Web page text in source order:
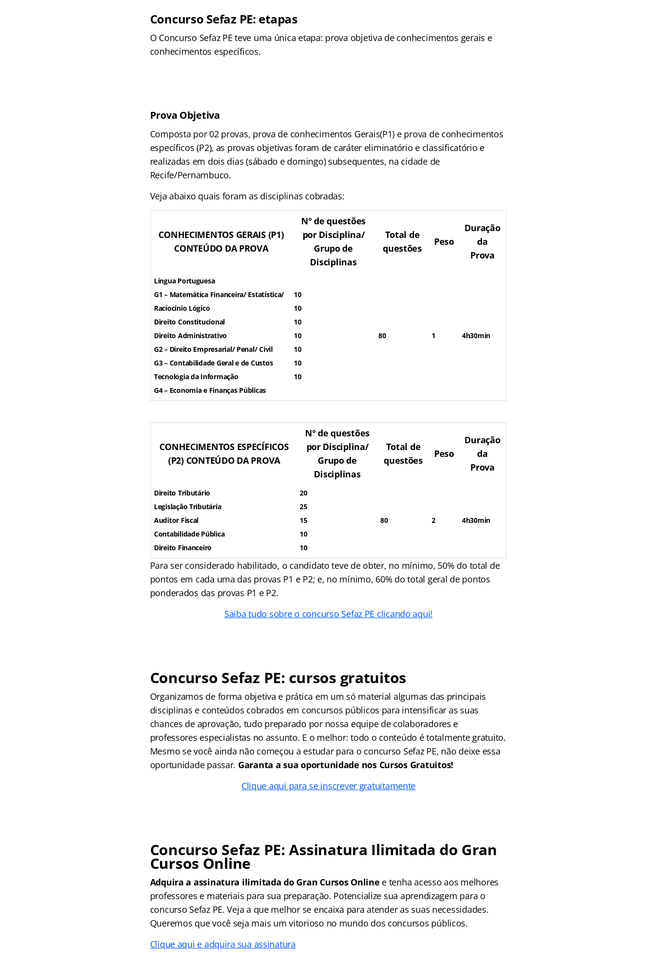
Concurso Sefaz PE: etapas
O Concurso Sefaz PE teve uma única etapa: prova objetiva de conhecimentos gerais e
conhecimentos específicos.
Prova Objetiva
Composta por 02 provas, prova de conhecimentos Gerais(P1) e prova de conhecimentos
específicos (P2), as provas objetivas foram de caráter eliminatório e classificatório e
realizadas em dois dias (sábado e domingo) subsequentes, na cidade de
Recife/Pernambuco.
Veja abaixo quais foram as disciplinas cobradas:
CONHECIMENTOS GERAIS (P1)
CONTEÚDO DA PROVA
Nº de questões
por Disciplina/
Grupo de
Disciplinas
Total de
questões
Peso
Duração
da
Prova
Língua Portuguesa
G1 – Matemática Financeira/ Estatística/
Raciocínio Lógico
Direito Constitucional
Direito Administrativo
G2 – Direito Empresarial/ Penal/ Civil
G3 – Contabilidade Geral e de Custos
Tecnologia da Informação
G4 – Economia e Finanças Públicas
10
10
10
10
10
10
10
80 1 4h30min
CONHECIMENTOS ESPECÍFICOS
(P2) CONTEÚDO DA PROVA
Nº de questões
por Disciplina/
Grupo de
Disciplinas
Total de
questões
Peso
Duração
da
Prova
Direito Tributário
Legislação Tributária
Auditor Fiscal
Contabilidade Pública
Direito Financeiro
20
25
15
10
10
80 2 4h30min
Para ser considerado habilitado, o candidato teve de obter, no mínimo, 50% do total de
pontos em cada uma das provas P1 e P2; e, no mínimo, 60% do total geral de pontos
ponderados das provas P1 e P2.
Saiba tudo sobre o concurso Sefaz PE clicando aqui!
Concurso Sefaz PE: cursos gratuitos
Organizamos de forma objetiva e prática em um só material algumas das principais
disciplinas e conteúdos cobrados em concursos públicos para intensificar as suas
chances de aprovação, tudo preparado por nossa equipe de colaboradores e
professores especialistas no assunto. E o melhor: todo o conteúdo é totalmente gratuito.
Mesmo se você ainda não começou a estudar para o concurso Sefaz PE, não deixe essa
oportunidade passar. Garanta a sua oportunidade nos Cursos Gratuitos!
Clique aqui para se inscrever gratuitamente
Concurso Sefaz PE: Assinatura Ilimitada do Gran
Cursos Online
Adquira a assinatura ilimitada do Gran Cursos Online e tenha acesso aos melhores
professores e materiais para sua preparação. Potencialize sua aprendizagem para o
concurso Sefaz PE. Veja a que melhor se encaixa para atender as suas necessidades.
Queremos que você seja mais um vitorioso no mundo dos concursos públicos.
Clique aqui e adquira sua assinatura